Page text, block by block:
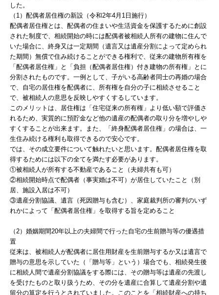
した。
（1）配偶者居住権の新設（令和2年4月1日施行）
配偶者居住権とは、配偶者の住まいや生活資金を保護するために創設
された制度で、相続開始の時には配偶者被相続人所有の建物に住んで
いた場合に、終身又は一定期間（遺言又は遺産分割によって定められ
た期間）無償で住み続けることができる権利で、従来の建物所有権を
「配偶者居住権」と「負担（配偶者居住権）付き建物の所有権」とに
分割されたものです。一例として、子がいる高齢者同士の再婚の場合
で、自宅の居住権を配偶者に、所有権を自分の子に相続させること
で、被相続人の意思を反映しやすくするしています。
このメリットは、居住権は「住宅従来の所有権」より低い額で評価さ
れるため、実質的に預貯金など他の遺産の配偶者の取り分を増やしや
すくすることが出来ます。また、「終身配偶者居住権」の場合は、一
生住み続ける権利も取得できるので安心です。
では、その成立要件について触れたいと思います。配偶者居住権を取
得するためには以下の全てを満たす必要があります。
①被相続人が所有する不動産であること（夫婦共有も可）
②相続開始時点で配偶者（事実婚は不可）が居住していたこと（別
居、施設入居は不可）
③遺産分割協議、遺言（死因贈与も含む）、家庭裁判所の審判のいず
れかによって「配偶者居住権」を取得する旨を定めること
（2）婚姻期間20年以上の夫婦間で行った自宅の生前贈与等の優遇措
置
従来は、被相続人が配偶者に居住用財産を生前贈与するか又は遺言で
贈与の意思を示していた（「贈与等」という）場合でも、相続発生後
に相続人間で遺産分割協議をする際には、その贈与等は遺産の先渡し
を受けたものと取り扱うため、その分を遺産に合算して遺産分割や遺
留分の算定を行うとされていました。このことを「相続財産への持ち